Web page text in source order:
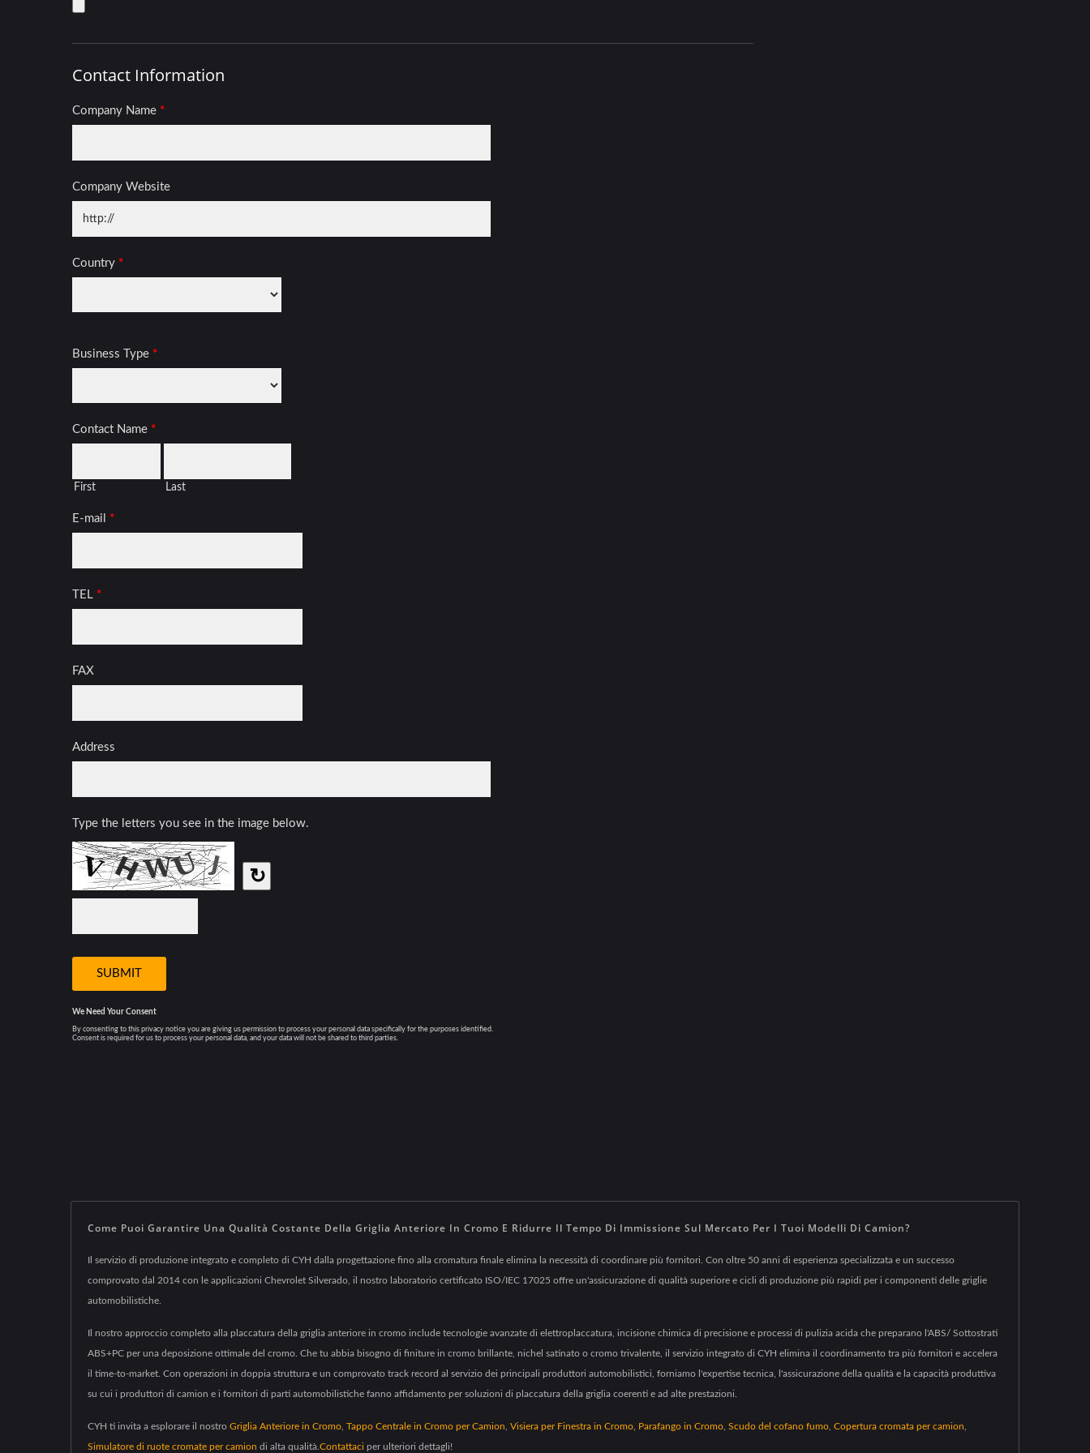
Come Puoi Garantire Una Qualità Costante Della Griglia Anteriore In Cromo E Ridurre Il Tempo Di Immissione Sul Mercato Per I Tuoi Modelli Di Camion?
Il servizio di produzione integrato e completo di CYH dalla progettazione fino alla cromatura finale elimina la necessità di coordinare più fornitori. Con oltre 50 anni di esperienza specializzata e un successo
comprovato dal 2014 con le applicazioni Chevrolet Silverado, il nostro laboratorio certificato ISO/IEC 17025 offre un'assicurazione di qualità superiore e cicli di produzione più rapidi per i componenti delle griglie
automobilistiche.
Il nostro approccio completo alla placcatura della griglia anteriore in cromo include tecnologie avanzate di elettroplaccatura, incisione chimica di precisione e processi di pulizia acida che preparano l'ABS/ Sottostrati
ABS+PC per una deposizione ottimale del cromo. Che tu abbia bisogno di finiture in cromo brillante, nichel satinato o cromo trivalente, il servizio integrato di CYH elimina il coordinamento tra più fornitori e accelera
il time-to-market. Con operazioni in doppia struttura e un comprovato track record al servizio dei principali produttori automobilistici, forniamo l'expertise tecnica, l'assicurazione della qualità e la capacità produttiva
su cui i produttori di camion e i fornitori di parti automobilistiche fanno affidamento per soluzioni di placcatura della griglia coerenti e ad alte prestazioni.
CYH ti invita a esplorare il nostro Griglia Anteriore in Cromo Tappo Centrale in Cromo per Camion Visiera per Finestra in Cromo Parafango in Cromo Scudo del cofano fumo Copertura cromata per camion
Simulatore di ruote cromate per camion di alta qualità. Contattaci per ulteriori dettagli!